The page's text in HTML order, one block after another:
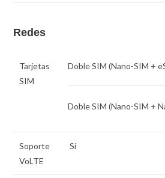
Redes
Tarjetas
SIM
Doble SIM (Nano-SIM +
Doble SIM (Nano-SIM +
Soporte
VoLTE
Sí